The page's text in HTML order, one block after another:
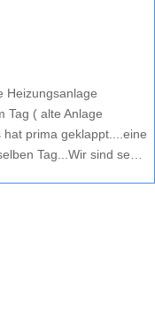
Heizungsanlage
Tag ( alte Anlage
prima geklappt....eine
Tag...Wir sind se…